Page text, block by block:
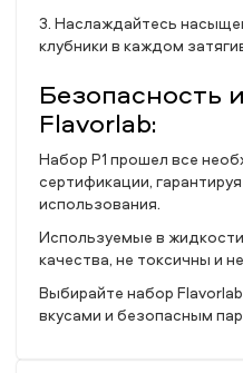
3. Наслаждайтесь
клубники в каждом
Безопасность
Flavorlab:
Набор P1 прошел все
сертификации,
использования.
Используемые в
качества, не токсичны и
Выбирайте набор
вкусами и безопасным